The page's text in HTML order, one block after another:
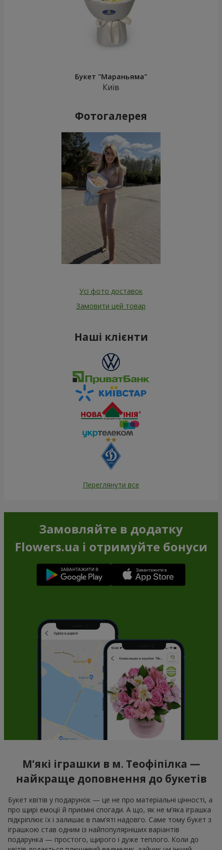
Букет "Мараньяма"
Київ
Фотогалерея
Усі фото доставок
Замовити цей товар
Наші клієнти
Переглянути все
Замовляйте в додатку
Flowers.ua і отримуйте бонуси
М’які іграшки в м. Теофіпілка —
найкраще доповнення до букетів
Букет квітів у подарунок — це не про матеріальні цінності, а
про щирі емоції й приємні спогади. А що, як не м’яка іграшка
підкріплює їх і залишає в пам’яті надовго. Саме тому букет з
іграшкою став одним із найпопулярніших варіантів
подарунка — простого, щирого і дуже теплого. Коли до